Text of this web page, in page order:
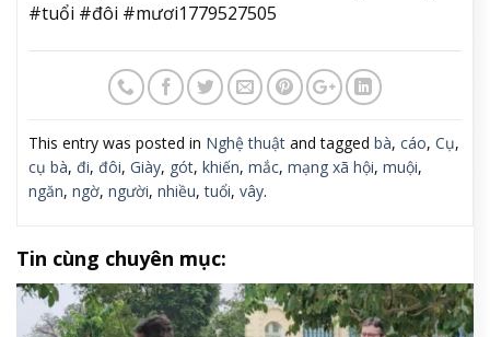
#tuổi #đôi #mươi1779527505
This entry was posted in Nghệ thuật and tagged bà, cáo, Cụ,
cụ bà, đi, đôi, Giày, gót, khiến, mắc, mạng xã hội, muội,
ngăn, ngờ, người, nhiều,tuổi, vây.
Tin cùng chuyên mục: